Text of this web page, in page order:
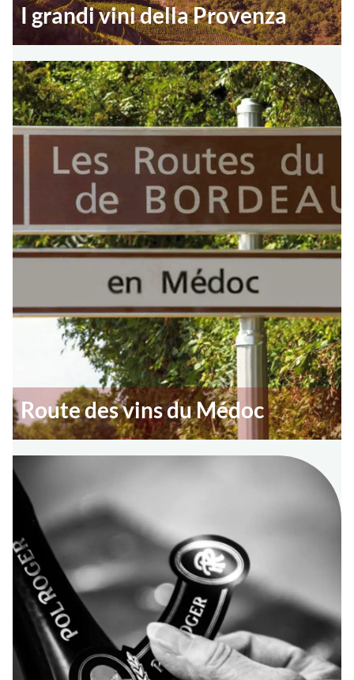
I grandi vini della Provenza
Route des vins du Médoc